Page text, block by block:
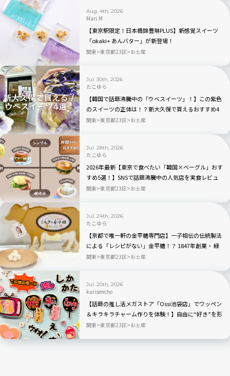
Aug. 4th, 2026
Mari.M
【東京駅限定！日本橋錦豊琳PLUS】新感覚スイーツ
「okaki+ あんバター」が新登場！
関東 東京都23区 お土産
Jul. 30th, 2026
たこゆら
【韓国で話題沸騰中の「ウベスイーツ」！】この紫色
のスイーツの正体は！？新大久保で買えるおすすめ4
選を実食レビュー
関東 東京都23区 お土産
Jul. 28th, 2026
たこゆら
2026年最新【東京で食べたい「韓国×ベーグル」おす
すめ5選！】SNSで話題沸騰中の人気店を実食レビュ
ー
関東 東京都23区 お土産
Jul. 24th, 2026
たこゆら
【京都で唯一軒の金平糖専門店】一子相伝の伝統製法
による「レシピがない」金平糖！？ 1847年創業・ 緑
寿庵清水の職人技が宿る人気商品を実食レビュー
関東 東京都23区 お土産
Jul. 20th, 2026
kurisencho
【話題の推し活メガストア「Ossi池袋店」でワッペン
＆キラキラチャーム作りを体験！】自由に“好き”を形
にできる推しグッズに大人も夢中
関東 東京都23区 お土産